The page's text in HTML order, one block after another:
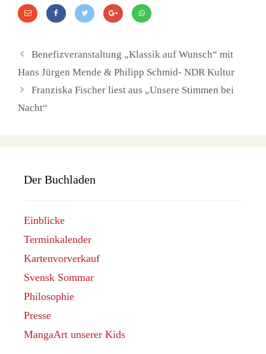
Benefizveranstaltung „Klassik auf Wunsch“ mit
Hans Jürgen Mende & Philipp Schmid- NDR Kultur
Franziska Fischer liest aus „Unsere Stimmen bei
Nacht“
Der Buchladen
Einblicke
Terminkalender
Kartenvorverkauf
Svensk Sommar
Philosophie
Presse
MangaArt unserer Kids